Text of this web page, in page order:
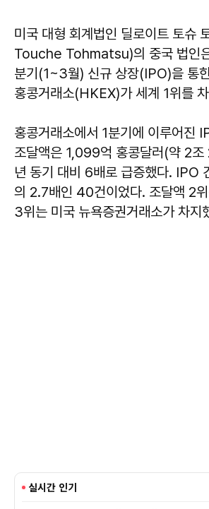
미국 대형 회계법인 딜로이트 토
Touche Tohmatsu)의 중국 법인
분기(1~3월) 신규 상장(IPO)을 통
홍콩거래소(HKEX)가 세계 1위를
홍콩거래소에서 1분기에 이루어진
조달액은 1,099억 홍콩달러(약 2
년 동기 대비 6배로 급증했다. IPO
의 2.7배인 40건이었다. 조달액 2
3위는 미국 뉴욕증권거래소가 차지